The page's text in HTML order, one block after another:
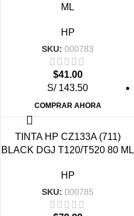
ML
HP
SKU:000783
$41.00
S/ 143.50
COMPRAR AHORA
TINTA HP CZ133A (711)
BLACK DGJ T120/T520 80 ML
HP
SKU:000785